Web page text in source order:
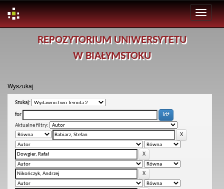
REPOZYTORIUM UNIWERSYTETU
W BIAŁYMSTOKU
Wyszukaj
Szukaj:
for
Aktualne filtry: